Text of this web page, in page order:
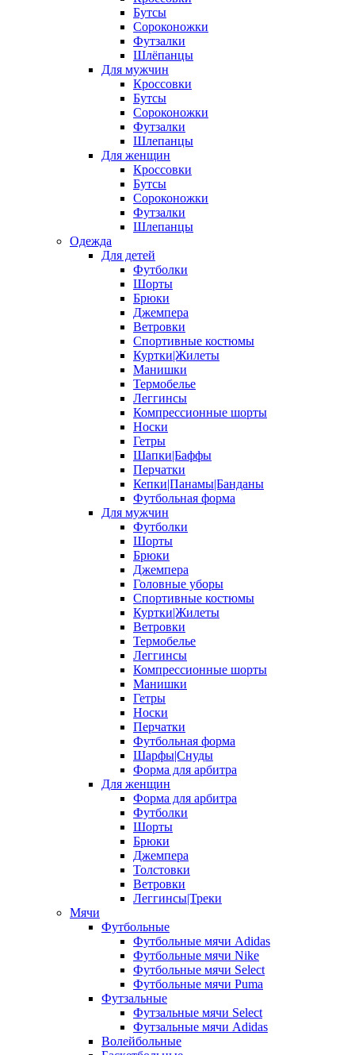
Бутсы
Сороконожки
Футзалки
Шлёпанцы
Для мужчин
Кроссовки
Бутсы
Сороконожки
Футзалки
Шлепанцы
Для женщин
Кроссовки
Бутсы
Сороконожки
Футзалки
Шлепанцы
Одежда
Для детей
Футболки
Шорты
Брюки
Джемпера
Ветровки
Спортивные костюмы
Куртки|Жилеты
Манишки
Термобелье
Леггинсы
Компрессионные шорты
Носки
Гетры
Шапки|Баффы
Перчатки
Кепки|Панамы|Банданы
Футбольная форма
Для мужчин
Футболки
Шорты
Брюки
Джемпера
Головные уборы
Спортивные костюмы
Куртки|Жилеты
Ветровки
Термобелье
Леггинсы
Компрессионные шорты
Манишки
Гетры
Носки
Перчатки
Футбольная форма
Шарфы|Снуды
Форма для арбитра
Для женщин
Форма для арбитра
Футболки
Шорты
Брюки
Джемпера
Толстовки
Ветровки
Леггинсы|Треки
Мячи
Футбольные
Футбольные мячи Adidas
Футбольные мячи Nike
Футбольные мячи Select
Футбольные мячи Puma
Футзальные
Футзальные мячи Select
Футзальные мячи Adidas
Волейбольные